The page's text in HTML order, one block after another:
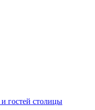
гостей столицы